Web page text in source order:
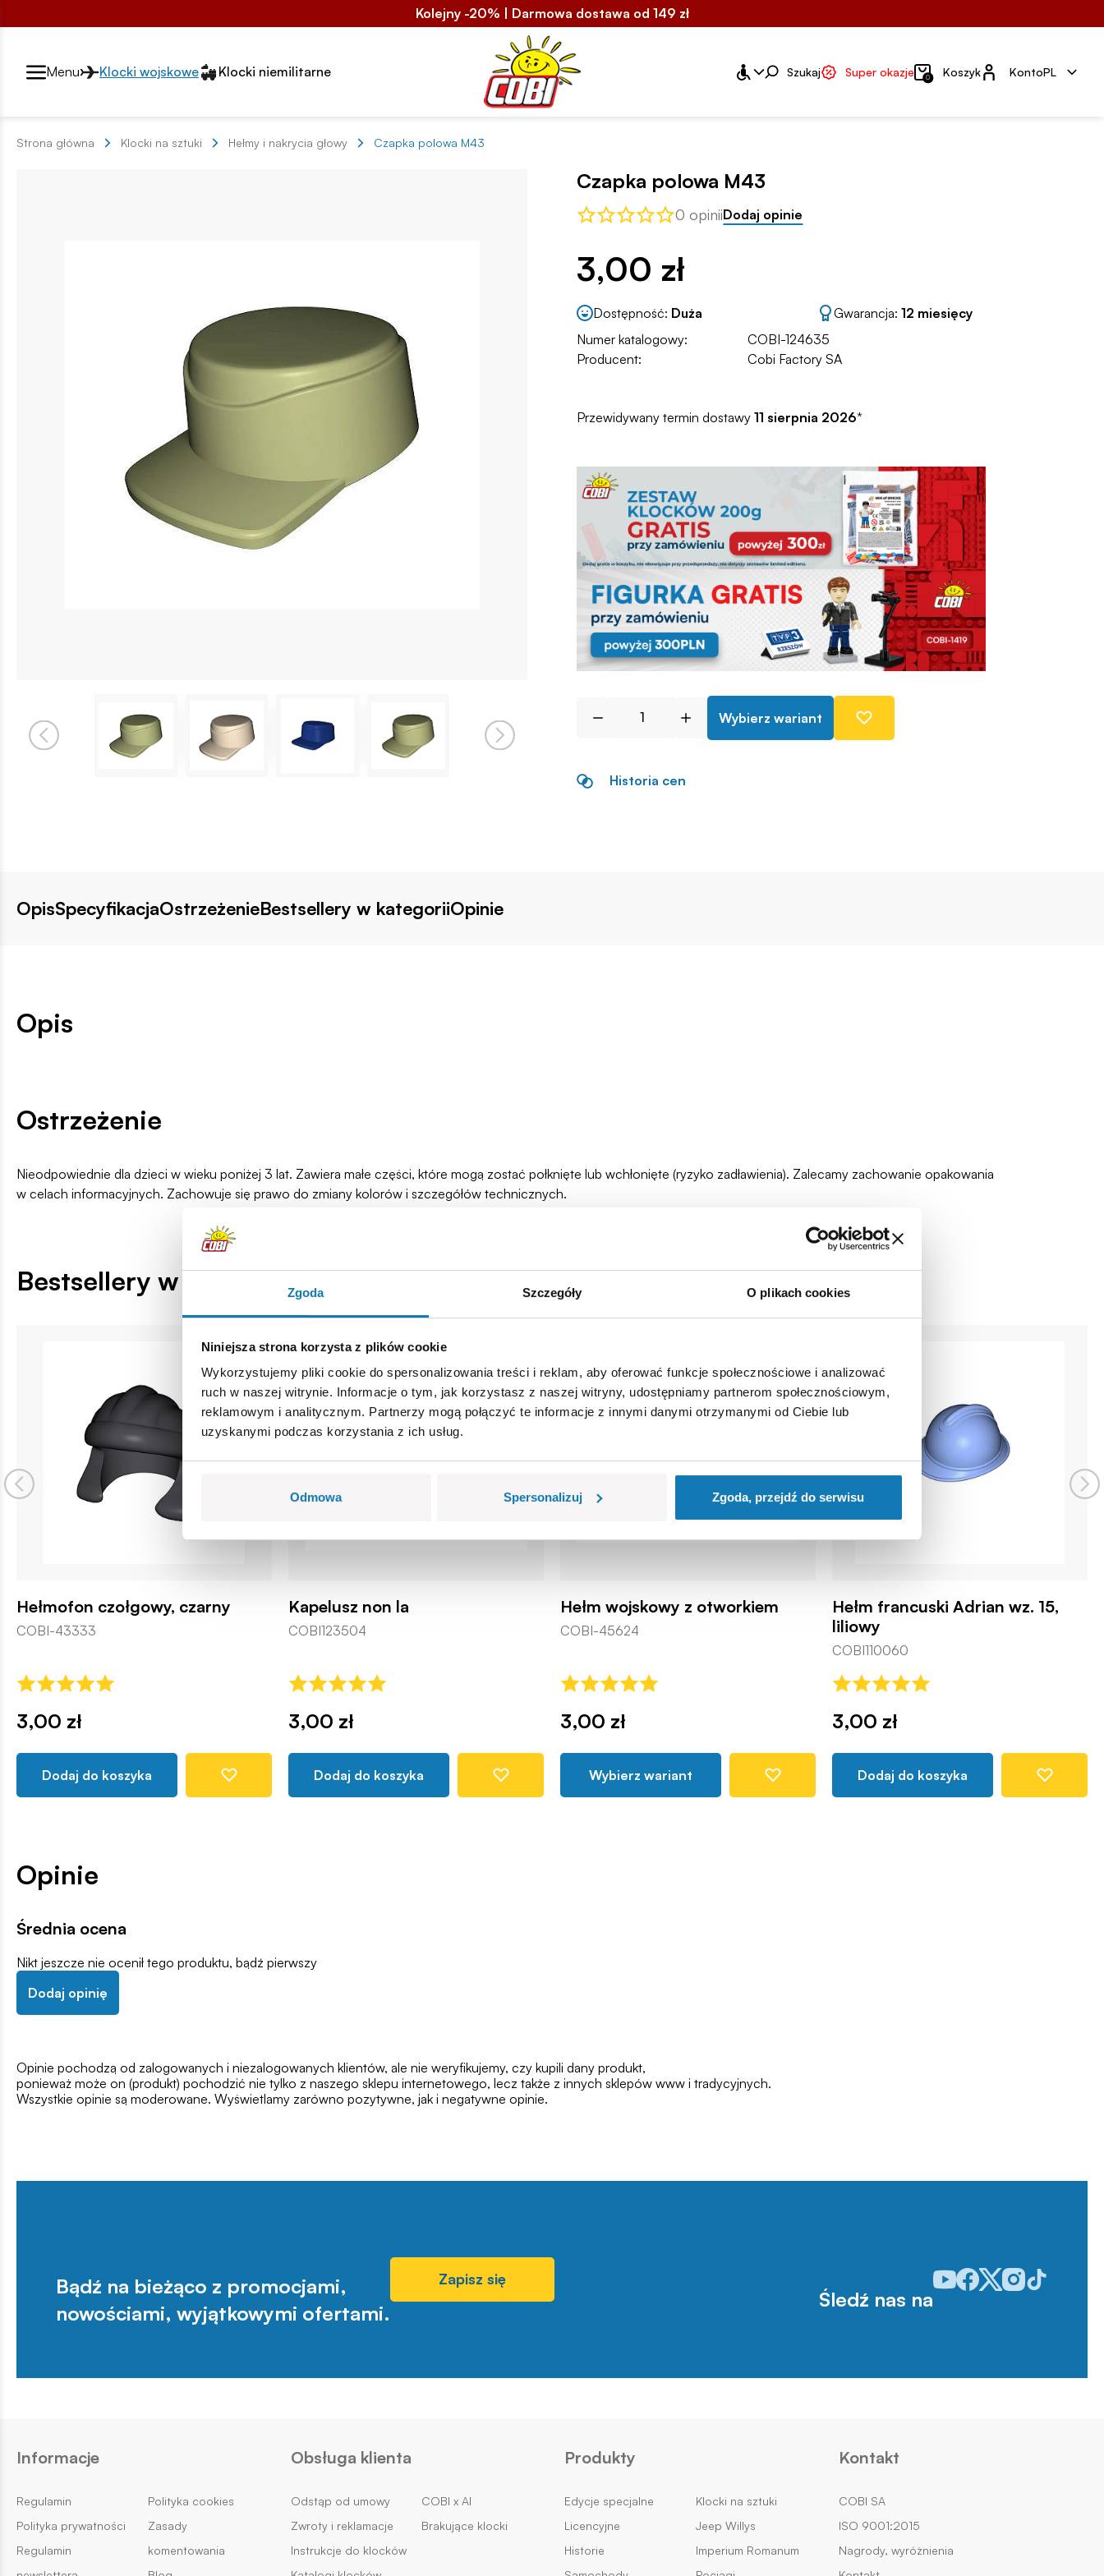
Zgoda Szczegóły O plikach cookies
Niniejsza strona korzysta z plików cookie
Wykorzystujemy pliki cookie do spersonalizowania treści i reklam, aby oferować funkcje społecznościowe i analizować
ruch w naszej witrynie. Informacje o tym, jak korzystasz z naszej witryny, udostępniamy partnerom społecznościowym,
reklamowym i analitycznym. Partnerzy mogą połączyć te informacje z innymi danymi otrzymanymi od Ciebie lub
uzyskanymi podczas korzystania z ich usług.
Odmowa Spersonalizuj Zgoda, przejdź do serwisu
Kolejny -20% | Darmowa dostawa od 149 zł
Przełącznik segmentów2
Menu Klocki wojskowe Klocki niemilitarne Szukaj Super okazje 0 KoszykKonto
KontoPL
Strona główna Klocki na sztuki Hełmy i nakrycia głowy Czapka polowa M43
Czapka polowa M43
0 opiniiDodaj opinie
3,00 zł
Dostępność: Duża Gwarancja: 12 miesięcy
Numer katalogowy:
COBI-124635
Producent:
Cobi Factory SA
Przewidywany termin dostawy 11 sierpnia 2026*
Wybierz wariant
Historia cen
OpisSpecyfikacjaOstrzeżenieBestsellery w kategoriiOpinie
Opis
Ostrzeżenie
Nieodpowiednie dla dzieci w wieku poniżej 3 lat. Zawiera małe części, które mogą zostać połknięte lub wchłonięte (ryzyko zadławienia). Zalecamy zachowanie opakowania
w celach informacyjnych. Zachowuje się prawo do zmiany kolorów i szczegółów technicznych.
Bestsellery w kategorii
Hełmofon czołgowy, czarny
COBI-43333
3,00 zł
Dodaj do koszyka
Kapelusz non la
COBI123504
3,00 zł
Dodaj do koszyka
Hełm wojskowy z otworkiem
COBI-45624
3,00 zł
Wybierz wariant
Hełm francuski Adrian wz. 15,
liliowy
COBI110060
3,00 zł
Dodaj do koszyka
Opinie
Średnia ocena
Nikt jeszcze nie ocenił tego produktu, bądź pierwszy
Dodaj opinię
Opinie pochodzą od zalogowanych i niezalogowanych klientów, ale nie weryfikujemy, czy kupili dany produkt,
ponieważ może on (produkt) pochodzić nie tylko z naszego sklepu internetowego, lecz także z innych sklepów www i tradycyjnych.
Wszystkie opinie są moderowane. Wyświetlamy zarówno pozytywne, jak i negatywne opinie.
Bądź na bieżąco z promocjami,
nowościami, wyjątkowymi ofertami.
Zapisz się
Śledź nas na
Odwiedź nasz profil w serwisie
Odwiedź nasz profil w
Odwiedź nasz profil w
Odwiedź nasz
Odwiedź
Informacje
Regulamin
Polityka prywatności
Regulamin
Polityka cookies
Zasady
komentowania
Obsługa klienta
Odstąp od umowy
Zwroty i reklamacje
Instrukcje do klocków
COBI x AI
Brakujące klocki
Produkty
Edycje specjalne
Licencyjne
Historie
Klocki na sztuki
Jeep Willys
Imperium Romanum
Kontakt
COBI SA
ISO 9001:2015
Nagrody, wyróżnienia